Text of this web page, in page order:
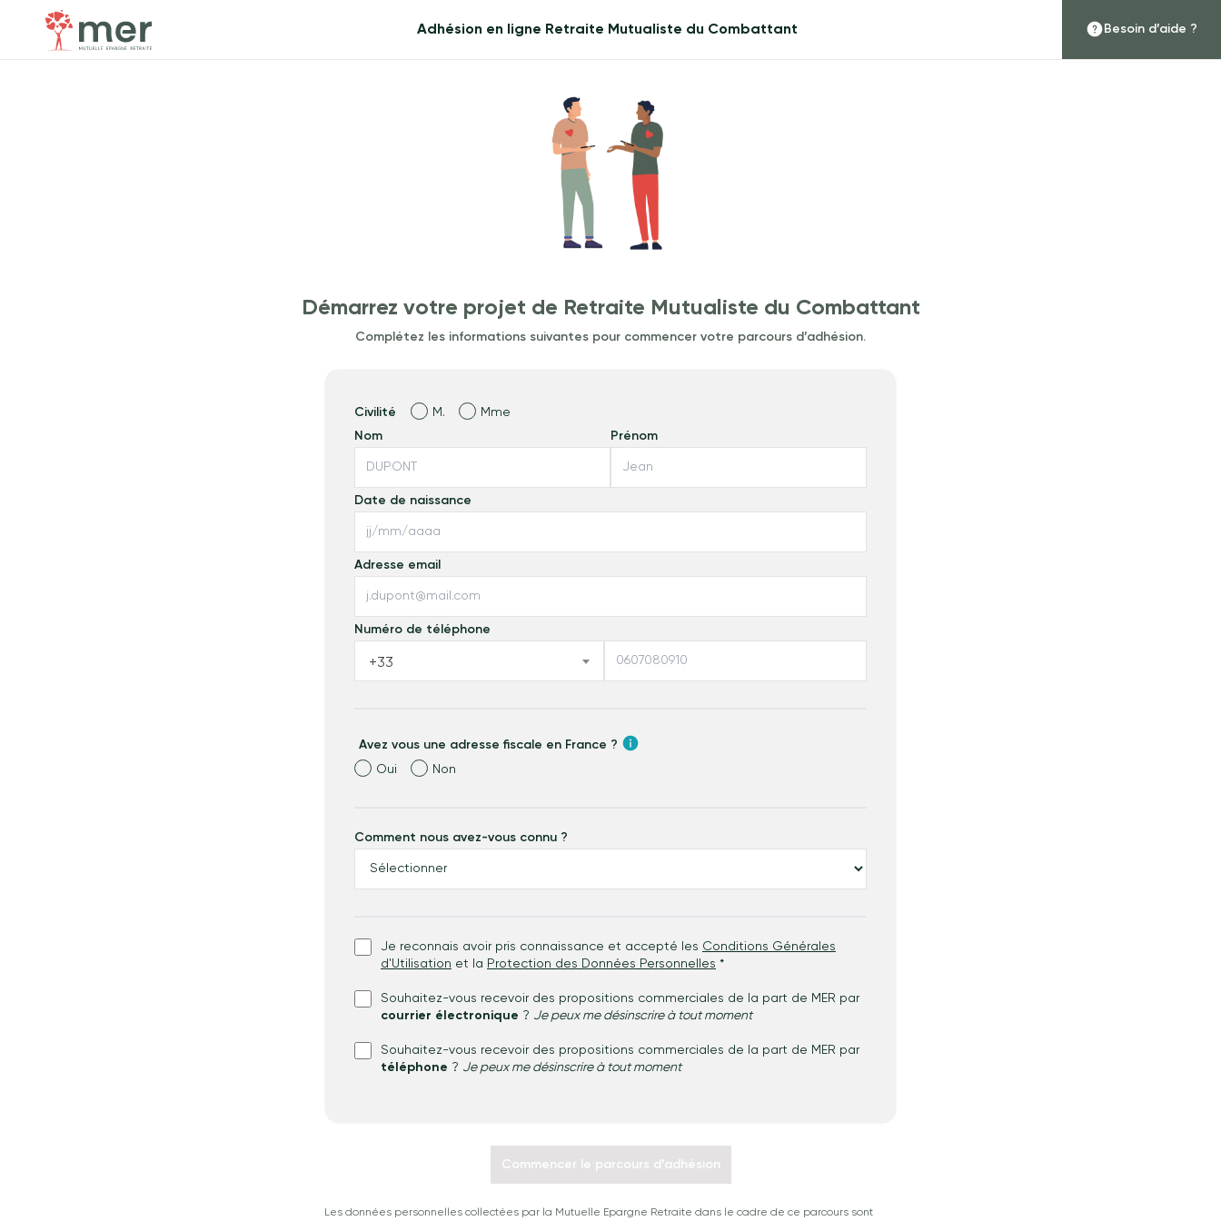
Adhésion en ligne Retraite Mutualiste du Combattant Besoin d’aide ?
Démarrez votre projet de Retraite Mutualiste du Combattant
Complétez les informations suivantes pour commencer votre parcours d’adhésion.
Civilité M.
Mme
Nom
Prénom
Date de naissance
Adresse email
Numéro de téléphone
+33
Avez vous une adresse fiscale en France ?
Oui
Non
Comment nous avez-vous connu ?
Je reconnais avoir pris connaissance et accepté les Conditions Générales
d'Utilisation et la Protection des Données Personnelles *
Souhaitez-vous recevoir des propositions commerciales de la part de MER par
courrier électronique ? Je peux me désinscrire à tout moment
Souhaitez-vous recevoir des propositions commerciales de la part de MER par
téléphone ? Je peux me désinscrire à tout moment
Commencer le parcours d’adhésion
Les données personnelles collectées par la Mutuelle Epargne Retraite dans le cadre de ce parcours sont